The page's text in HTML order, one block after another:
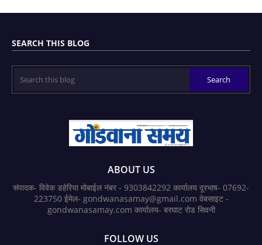
SEARCH THIS BLOG
ABOUT US
संपादक- विवेक डहेरिया मोबाईल नंबर - 9303842292 कार्यालय दूरभाष- 07692-
223750 ईमेल- gondwanasamay@gmail.com वेबसाइट -
gondwanasamay.com कार्यालय- बरघाट रोड सिवनी
FOLLOW US